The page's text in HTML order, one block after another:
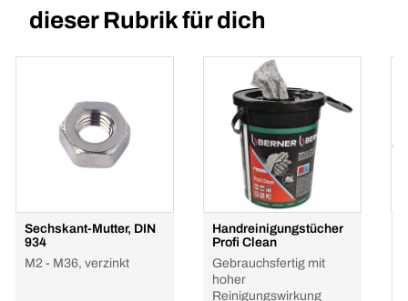
dieser Rubrik für dich
Sechskant-Mutter, DIN
934
M2 - M36, verzinkt
Handreinigungstücher
Profi Clean
Gebrauchsfertig mit
hoher
Reinigungswirkung